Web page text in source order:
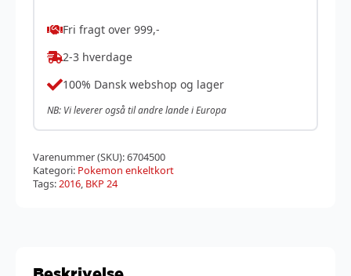
Fri fragt over 999,-
2-3 hverdage
100% Dansk webshop og lager
NB: Vi leverer også til andre lande i Europa
Varenummer (SKU):6704500
Kategori: Pokemon enkeltkort
Tags:2016, BKP 24